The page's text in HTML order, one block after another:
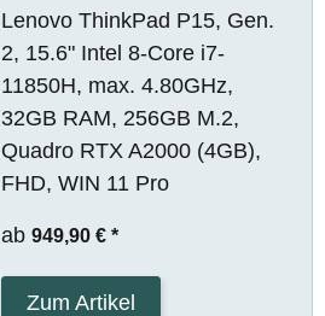
Lenovo ThinkPad P15, Gen.
2, 15.6" Intel 8-Core i7-
11850H, max. 4.80GHz,
32GB RAM, 256GB M.2,
Quadro RTX A2000 (4GB),
FHD, WIN 11 Pro
ab 949,90 € *
Zum Artikel